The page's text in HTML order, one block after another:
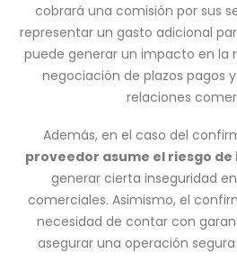
cobrará una comisión por sus
representar un gasto adicional
puede generar un impacto en la
negociación de plazos pagos
relaciones
Además, en el caso del
proveedor asume el riesgo de
generar cierta inseguridad
comerciales. Asimismo, el
necesidad de contar con
asegurar una operación